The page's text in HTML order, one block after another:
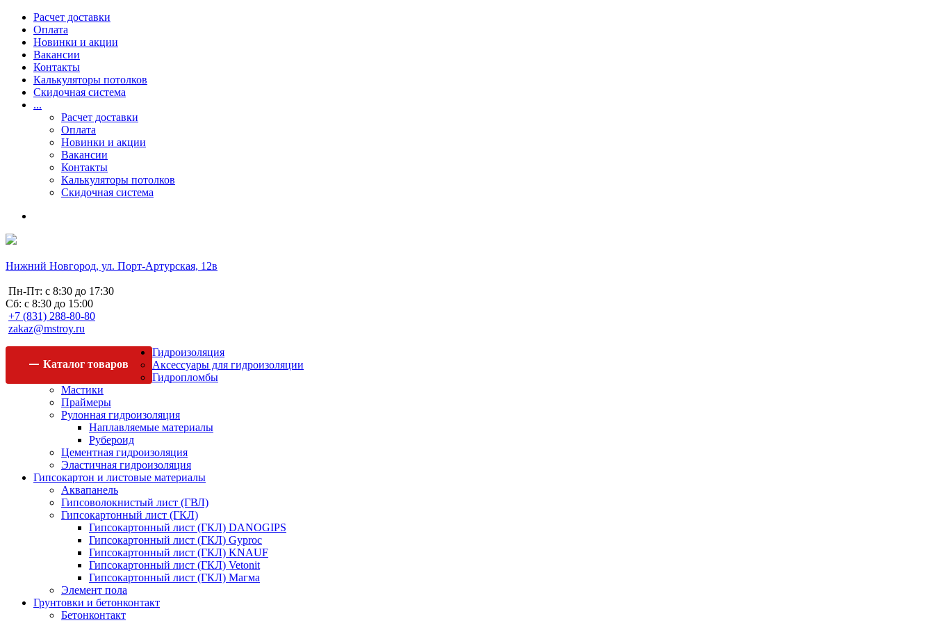
Расчет доставки
Оплата
Новинки и акции
Вакансии
Контакты
Калькуляторы потолков
Скидочная система
...
Расчет доставки
Оплата
Новинки и акции
Вакансии
Контакты
Калькуляторы потолков
Скидочная система
Нижний Новгород, ул. Порт-Артурская, 12в
Пн-Пт: с 8:30 до 17:30
Сб: с 8:30 до 15:00
+7 (831) 288-80-80
zakaz@mstroy.ru
Каталог товаров
Гидроизоляция
Аксессуары для гидроизоляции
Гидропломбы
Мастики
Праймеры
Рулонная гидроизоляция
Наплавляемые материалы
Рубероид
Цементная гидроизоляция
Эластичная гидроизоляция
Гипсокартон и листовые материалы
Аквапанель
Гипсоволокнистый лист (ГВЛ)
Гипсокартонный лист (ГКЛ)
Гипсокартонный лист (ГКЛ) DANOGIPS
Гипсокартонный лист (ГКЛ) Gyproc
Гипсокартонный лист (ГКЛ) KNAUF
Гипсокартонный лист (ГКЛ) Vetonit
Гипсокартонный лист (ГКЛ) Магма
Элемент пола
Грунтовки и бетонконтакт
Бетонконтакт